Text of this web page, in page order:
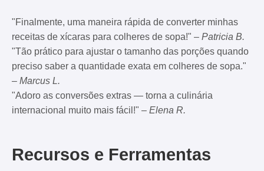
"Finalmente, uma maneira rápida de converter minhas
receitas de xícaras para colheres de sopa!" – Patricia B.
"Tão prático para ajustar o tamanho das porções quando
preciso saber a quantidade exata em colheres de sopa."
– Marcus L.
"Adoro as conversões extras — torna a culinária
internacional muito mais fácil!" – Elena R.
Recursos e Ferramentas